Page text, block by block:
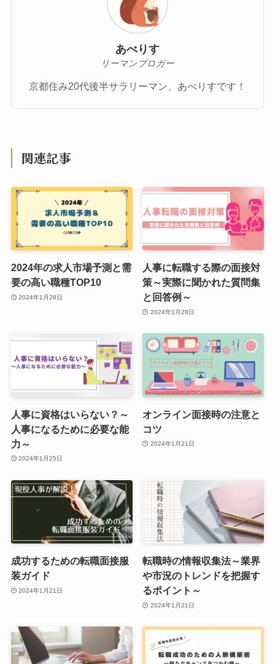
あべりす
リーマンブロガー
京都住み20代後半サラリーマン、あべりすです！
関連記事
2024年の求人市場予測と需
要の高い職種TOP10
2024年1月28日
人事に転職する際の面接対
策～実際に聞かれた質問集
と回答例～
2024年1月28日
人事に資格はいらない？～
人事になるために必要な能
力～
2024年1月25日
オンライン面接時の注意と
コツ
2024年1月21日
成功するための転職面接服
装ガイド
2024年1月21日
転職時の情報収集法～業界
や市況のトレンドを把握す
るポイント～
2024年1月21日